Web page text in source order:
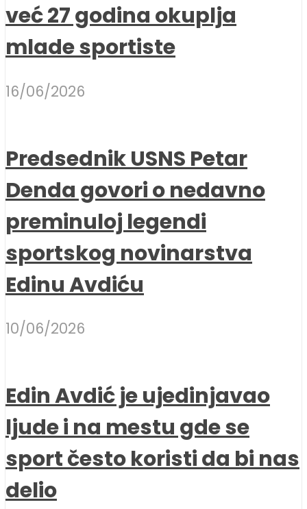
već 27 godina okuplja
mlade sportiste
16/06/2026
Predsednik USNS Petar
Denda govori o nedavno
preminuloj legendi
sportskog novinarstva
Edinu Avdiću
10/06/2026
Edin Avdić je ujedinjavao
ljude i na mestu gde se
sport često koristi da bi nas
delio